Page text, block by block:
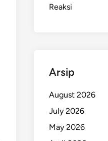
Reaksi
Arsip
August 2026
July 2026
May 2026